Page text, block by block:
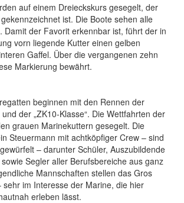
auf einem Dreieckskurs gesegelt, der
ist. Die Boote sehen alle
Damit der Favorit erkennbar ist, führt der in
vorn liegende Kutter einen gelben
Gaffel. Über die vergangenen zehn
Markierung bewährt.
beginnen mit den Rennen der
und der „ZK10-Klasse“. Die Wettfahrten der
grauen Marinekuttern gesegelt. Die
Steuermann mit achtköpfiger Crew – sind
– darunter Schüler, Auszubildende
Segler aller Berufsbereiche aus ganz
Mannschaften stellen das Gros
sehr im Interesse der Marine, die hier
erleben lässt.